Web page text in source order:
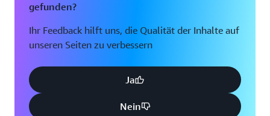
gefunden?
Ihr Feedback hilft uns, die Qualität der Inhalte auf
unseren Seiten zu verbessern
Ja
Nein